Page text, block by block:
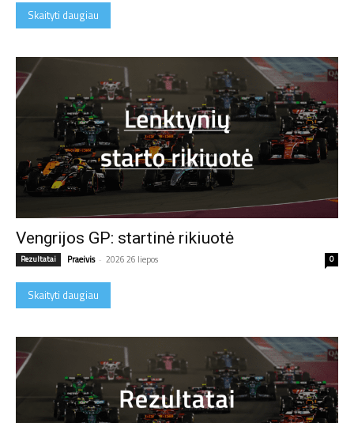
Skaityti daugiau
Vengrijos GP: startinė rikiuotė
Rezultatai Praeivis - 2026 26 liepos 0
Skaityti daugiau